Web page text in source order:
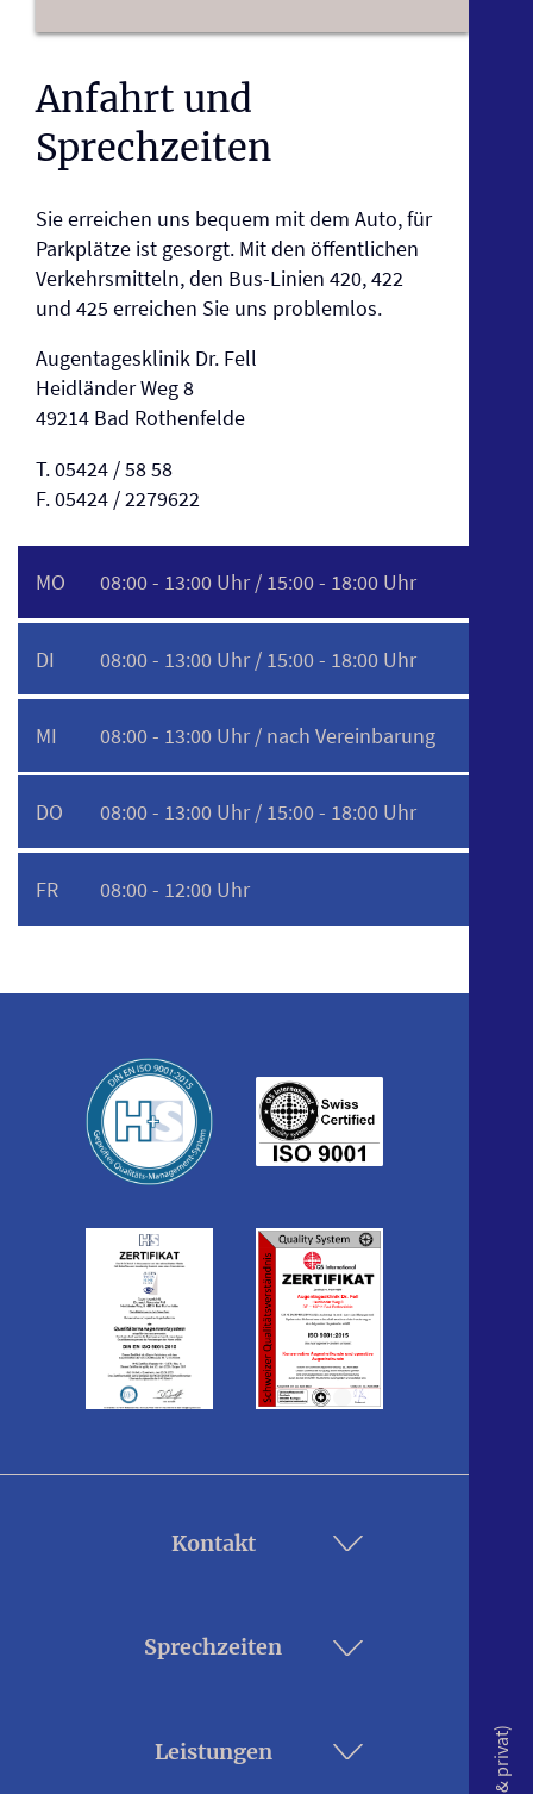
Anfahrt und
Sprechzeiten
Sie erreichen uns bequem mit dem Auto, für
Parkplätze ist gesorgt. Mit den öffentlichen
Verkehrsmitteln, den Bus-Linien 420, 422
und 425 erreichen Sie uns problemlos.
Augentagesklinik Dr. Fell
Heidländer Weg 8
49214 Bad Rothenfelde
T. 05424 / 58 58
F. 05424 / 2279622
MO 08:00 - 13:00 Uhr / 15:00 - 18:00 Uhr
DI 08:00 - 13:00 Uhr / 15:00 - 18:00 Uhr
MI 08:00 - 13:00 Uhr / nach Vereinbarung
DO 08:00 - 13:00 Uhr / 15:00 - 18:00 Uhr
FR 08:00 - 12:00 Uhr
Kontakt
Sprechzeiten
Leistungen